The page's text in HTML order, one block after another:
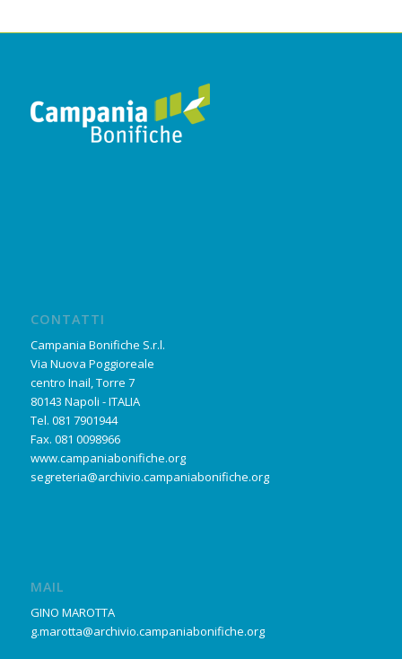
CONTATTI
Campania Bonifiche S.r.l.
Via Nuova Poggioreale
centro Inail, Torre 7
80143 Napoli - ITALIA
Tel. 081 7901944
Fax. 081 0098966
www.campaniabonifiche.org
segreteria@archivio.campaniabonifiche.org
MAIL
GINO MAROTTA
g.marotta@archivio.campaniabonifiche.org